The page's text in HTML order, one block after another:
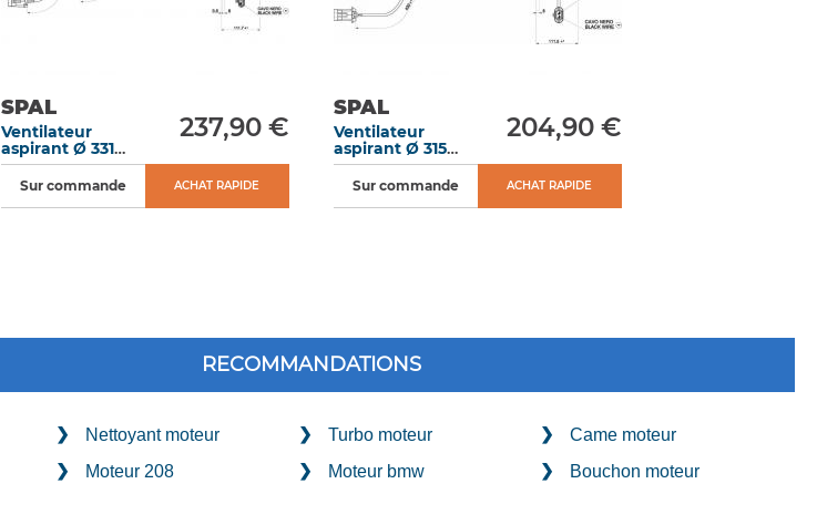
SPAL
Ventilateur
aspirant Ø 331
mm épaisseur 112
mm 12V
237,90 €
Sur commande ACHAT RAPIDE
SPAL
Ventilateur
aspirant Ø 315
mm épaisseur 112
mm 12V VA03-
204,90 €
Sur commande ACHAT RAPIDE
RECOMMANDATIONS
Nettoyant moteur Turbo moteur
Came moteur
Moteur 208 Moteur bmw Bouchon moteur